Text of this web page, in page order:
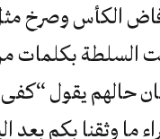
الكأس وصرخ
السلطة
حالهم يقول
ما وثقنا بكم بعد